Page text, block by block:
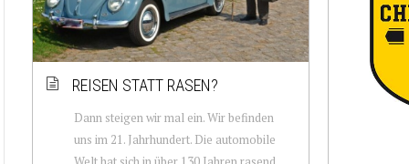
REISEN STATT RASEN?
Dann steigen wir mal ein. Wir befinden
uns im 21. Jahrhundert. Die automobile